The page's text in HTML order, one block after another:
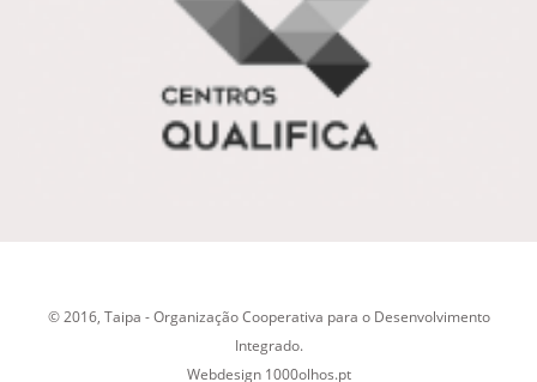
© 2016, Taipa - Organização Cooperativa para o Desenvolvimento
Integrado.
Webdesign 1000olhos.pt